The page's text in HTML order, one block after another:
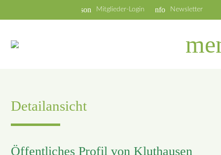
info Newsletter
person Mitglieder-Login
Detailansicht
Öffentliches Profil von Kluthausen